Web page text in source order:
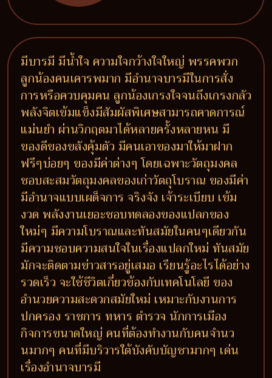
มีบารมี มีน้ำใจ ความใจกว้างใจใหญ่ พรรคพวก
ลูกน้องคนเคารพมาก มีอำนาจบารมีในการสั่ง
การหรือควบคุมคน ลูกน้องเกรงใจจนถึงเกรงกลัว
พลังจิตเข้มแข็งมีสัมผัสพิเศษสามารถคาดการณ์
แม่นยำ ผ่านวิกฤตมาได้หลายครั้งหลายหน มี
ของดีของขลังคุ้มตัว มีคนเอาของมาให้มาฝาก
ฟรีๆบ่อยๆ ของมีค่าต่างๆ โดยเฉพาะวัตถุมงคล
ชอบสะสมวัตถุมงคลของเก่าวัตถุโบราณ ของมีค่า
มีอำนาจแบบเผด็จการ จริงจัง เจ้าระเบียบ เข้ม
งวด พลังงานเยอะชอบทดลองของแปลกของ
ใหม่ๆ มีความโบราณและทันสมัยในคนๆเดียวกัน
มีความชอบความสนใจในเรื่องแปลกใหม่ ทันสมัย
มักจะติดตามข่าวสารอยู่เสมอ เรียนรู้อะไรได้อย่าง
รวดเร็ว จะใช้ชีวิตเกี่ยวข้องกับเทคโนโลยี ของ
อำนวยความสะดวกสมัยใหม่ เหมาะกับงานการ
ปกครอง ราชการ ทหาร ตำรวจ นักการเมือง
กิจการขนาดใหญ่ คนที่ต้องทำงานกับคนจำนว
นมากๆ คนที่มีบริวารใต้บังคับบัญชามากๆ เด่น
เรื่องอำนาจบารมี